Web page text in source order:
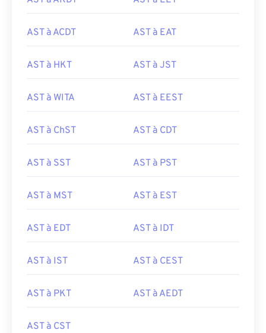
AST à ACDT AST à EAT
AST à HKT AST à JST
AST à WITA AST à EEST
AST à ChST AST à CDT
AST à SST AST à PST
AST à MST AST à EST
AST à EDT AST à IDT
AST à IST AST à CEST
AST à PKT AST à AEDT
AST à CST